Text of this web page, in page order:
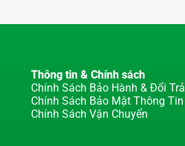
Thông tin & Chính sách
Chính Sách Bảo Hành & Đổi Trả
Chính Sách Bảo Mật Thông Tin
Chính Sách Vận Chuyển